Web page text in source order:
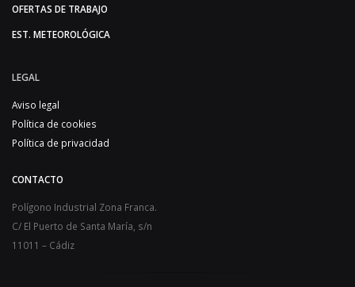
OFERTAS DE TRABAJO
EST. METEOROLÓGICA
LEGAL
Aviso legal
Política de cookies
Política de privacidad
CONTACTO
Polígono Industrial Zona Franca.
C/ El Puerto de Santa María, s/n
11011 – Cádiz